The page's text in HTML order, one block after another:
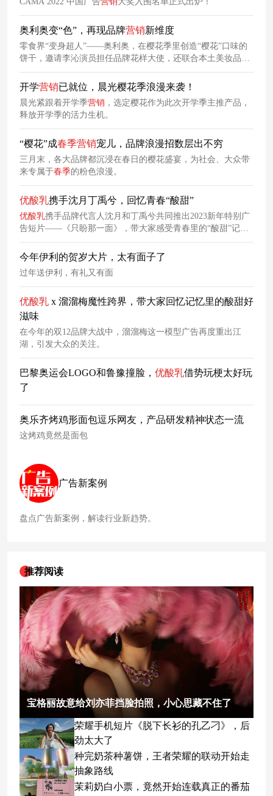
奥利奥变“色”，再现品牌营销新维度
零食界“变身超人”——奥利奥，在樱花季里创造“樱花”口味的
饼干，邀请李沁演员担任品牌花样大使，还联合本土美妆品牌
完美日记打造一款“饼干气垫”。为了这场“樱花营销”，奥利奥
从内格到外局做了多样化改变。
开学营销已就位，晨光樱花季浪漫来袭！
晨光紧跟着开学季营销 ，选定樱花作为此次开学季主推产品，
释放开学季的活力生机。
“樱花”成春季营销宠儿，品牌浪漫招数层出不穷
三月末，各大品牌都沉浸在春日的樱花盛宴，为社会、大众带
来专属于春季的粉色浪漫。
优酸乳携手沈月丁禹兮，回忆青春“酸甜”
优酸乳携手品牌代言人沈月和丁禹兮共同推出2023新年特别广
告短片——《只盼那一面》，带大家感受青春里的“酸甜”记
忆，邀请大家把属于自己记忆里的酸甜营养好滋味分享给自己
最想见的人。
今年伊利的贺岁大片，太有面子了
过年送伊利，有礼又有面
优酸乳 x 溜溜梅魔性跨界，带大家回忆记忆里的酸甜好
滋味
在今年的双12品牌大战中，溜溜梅这一模型广告再度重出江
湖，引发大众的关注。
巴黎奥运会LOGO和鲁豫撞脸， 优酸乳借势玩梗太好玩
了
奥乐齐烤鸡形面包逗乐网友，产品研发精神状态一流
这烤鸡竟然是面包
广告新案例
盘点广告新案例，解读行业新趋势。
推荐阅读
宝格丽故意给刘亦菲挡脸拍照，小心思藏不住了
荣耀手机短片《脱下长衫的孔乙刁》，后
劲太大了
种完奶茶种薯饼，王者荣耀的联动开始走
抽象路线
茉莉奶白小票，竟然开始连载真正的番茄